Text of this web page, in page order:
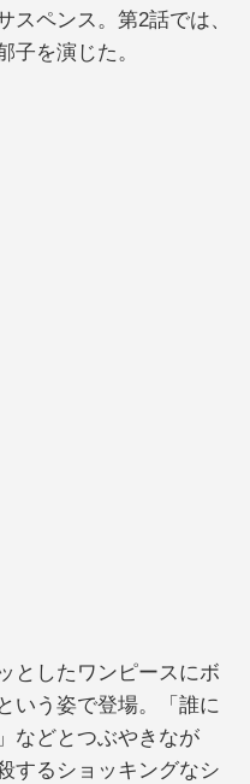
スペンス。第2話では、
子を演じた。
としたワンピースにボ
いう姿で登場。「誰に
などとつぶやきなが
するショッキングなシ